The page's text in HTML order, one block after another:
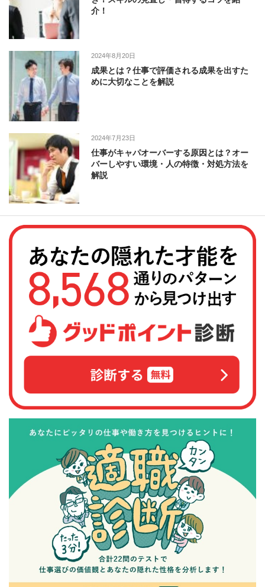
介！
2024年8月20日
成果とは？仕事で評価される成果を出すた
めに大切なことを解説
2024年7月23日
仕事がキャパオーバーする原因とは？オー
バーしやすい環境・人の特徴・対処方法を
解説